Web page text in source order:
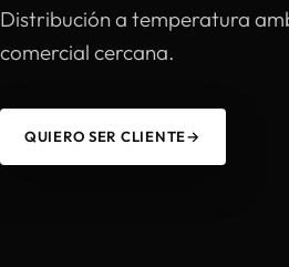
Distribución a temperatura
comercial cercana.
QUIERO SER CLIENTE→